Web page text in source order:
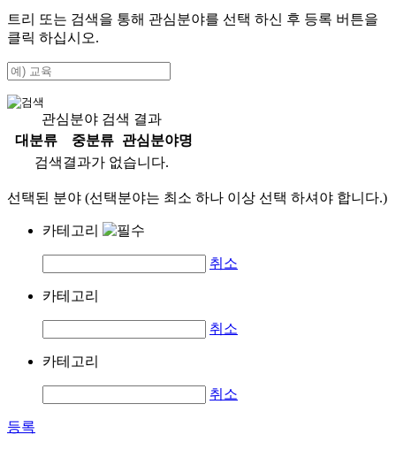
트리 또는 검색을 통해 관심분야를 선택 하신 후 등록 버튼을
클릭 하십시오.
관심분야 검색 결과
대분류
중분류
관심분야명
검색결과가 없습니다.
선택된 분야 (선택분야는 최소 하나 이상 선택 하셔야 합니다.)
카테고리
취소
카테고리
취소
카테고리
취소
등록